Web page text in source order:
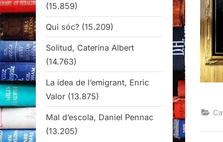
(15.859)
Qui sóc? (15.209)
Solitud, Caterina Albert
(14.763)
La idea de l’emigrant, Enric
Valor (13.875)
Mal d’escola, Daniel Pennac
(13.205)